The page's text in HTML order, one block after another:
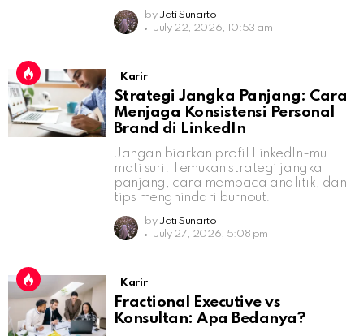
by Jati Sunarto
July 22, 2026, 10:53 am
Karir
Strategi Jangka Panjang: Cara
Menjaga Konsistensi Personal
Brand di LinkedIn
Jangan biarkan profil LinkedIn-mu
mati suri. Temukan strategi jangka
panjang, cara membaca analitik, dan
tips menghindari burnout.
by Jati Sunarto
July 27, 2026, 5:08 pm
Karir
Fractional Executive vs
Konsultan: Apa Bedanya?